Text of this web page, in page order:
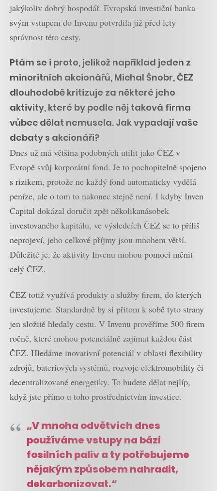
jakýkoliv dobrý hospodář. Evropská investiční banka
svým vstupem do Invenu potvrdila již před lety
správnost této cesty.
Ptám se i proto, jelikož například jeden z
minoritních akcionářů, Michal Šnobr, ČEZ
dlouhodobě kritizuje za některé jeho
aktivity, které by podle něj taková firma
vůbec dělat nemusela. Jak vypadají vaše
debaty s akcionáři?
Dnes už má většina podobných utilit jako ČEZ v
Evropě svůj korporátní fond. Je to pochopitelně spojeno
s rizikem, protože ne každý fond automaticky vydělá
peníze, ale o tom to nakonec stejně není. I kdyby Inven
Capital dokázal doručit zpět několikanásobek
investovaného kapitálu, ve výsledcích ČEZ se to příliš
neprojeví, jeho celkové příjmy jsou mnohem větší.
Důležité je, že aktivity Invenu mohou pomoci měnit
celý ČEZ.
ČEZ totiž využívá produkty a služby firem, do kterých
investujeme. Standardně by si přitom k sobě tyto strany
jen složitě hledaly cestu. V Invenu prověříme 500 firem
ročně, které mohou potenciálně zajímat každou část
ČEZ. Hledáme inovativní potenciál v oblasti flexibility
zdrojů, bateriových systémů, rozvoje elektromobility či
decentralizované energetiky. To budete dělat nejlíp,
když jste přímo u toho prostřednictvím investice.
„V mnoha odvětvích dnes
používáme vstupy na bázi
fosilních paliv a ty potřebujeme
nějakým způsobem nahradit,
dekarbonizovat.“